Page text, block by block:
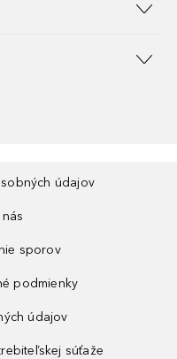
údajov
sporov
podmienky
údajov
súťaže